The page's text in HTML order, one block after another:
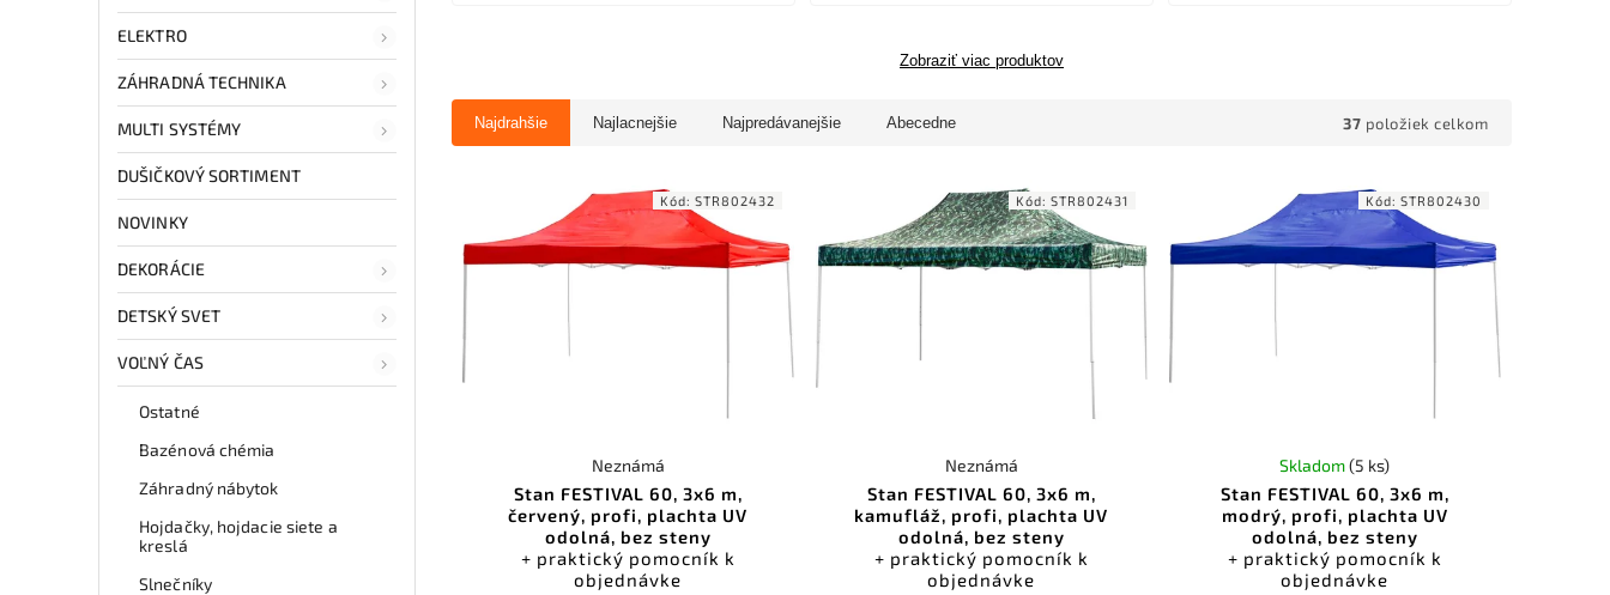
ELEKTRO
ZÁHRADNÁ TECHNIKA
MULTI SYSTÉMY
DUŠIČKOVÝ SORTIMENT
NOVINKY
DEKORÁCIE
DETSKÝ SVET
VOĽNÝ ČAS
Ostatné
Bazénová chémia
Záhradný nábytok
Hojdačky, hojdacie siete a
kreslá
Slnečníky
Zobraziť viac produktov
Najdrahšie Najlacnejšie Najpredávanejšie Abecedne 37 položiek celkom
Stan FESTIVAL 60, 3x6 m,
červený, profi, plachta UV
odolná, bez steny
+ praktický pomocník k
objednávke
Neznámá
Kód:STR802432
Stan FESTIVAL 60, 3x6 m,
kamufláž, profi, plachta UV
odolná, bez steny
+ praktický pomocník k
objednávke
Neznámá
Kód:STR802431
Stan FESTIVAL 60, 3x6 m,
modrý, profi, plachta UV
odolná, bez steny
+ praktický pomocník k
objednávke
Skladom(5 ks)
Kód:STR802430